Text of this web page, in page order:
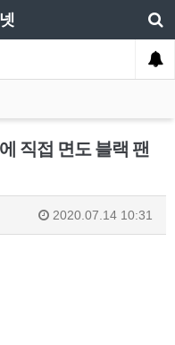
직접 면도 블랙 팬
2020.07.14 10:31